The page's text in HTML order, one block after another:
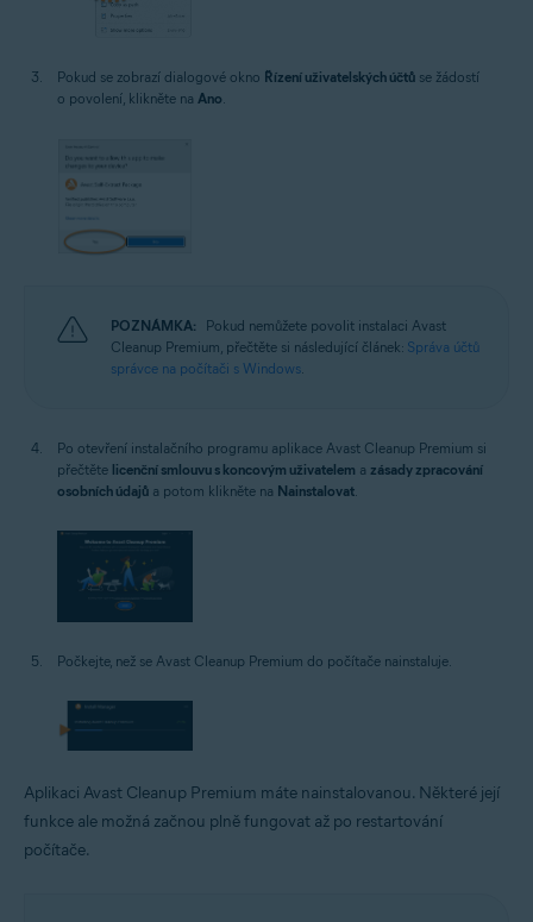
Pokud se zobrazí dialogové okno Řízení uživatelských účtů se žádostí
o povolení, klikněte na Ano
POZNÁMKA:
Pokud nemůžete povolit instalaci Avast
Cleanup Premium, přečtěte si následující článek: Správa účtů
správce na počítači s Windows.
Po otevření instalačního programu aplikace Avast Cleanup Premium si
přečtěte licenční smlouvu s koncovým uživatelem a zásady zpracování
osobních údajů a potom klikněte na Nainstalovat.
Počkejte, než se Avast Cleanup Premium do počítače nainstaluje.
Aplikaci Avast Cleanup Premium máte nainstalovanou. Některé její
funkce ale možná začnou plně fungovat až po restartování
počítače.